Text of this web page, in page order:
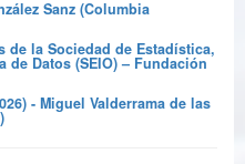
Sanz (Columbia
de la Sociedad de Estadística,
Datos (SEIO) – Fundación
- Miguel Valderrama de las